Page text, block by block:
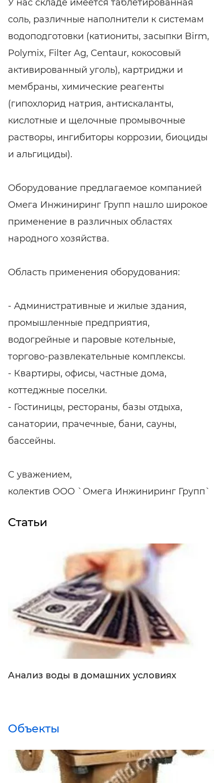
У нас складе имеется таблетированная
соль, различные наполнители к системам
водоподготовки (катиониты, засыпки Birm,
Polymix, Filter Ag, Centaur, кокосовый
активированный уголь), картриджи и
мембраны, химические реагенты
(гипохлорид натрия, антискаланты,
кислотные и щелочные промывочные
растворы, ингибиторы коррозии, биоциды
и альгициды).
Оборудование предлагаемое компанией
Омега Инжиниринг Групп нашло широкое
применение в различных областях
народного хозяйства.
Область применения оборудования:
- Административные и жилые здания,
промышленные предприятия,
водогрейные и паровые котельные,
торгово-развлекательные комплексы.
- Квартиры, офисы, частные дома,
коттеджные поселки.
- Гостиницы, рестораны, базы отдыха,
санатории, прачечные, бани, сауны,
бассейны.
С уважением,
колектив ООО `Омега Инжиниринг Групп`
Статьи
Анализ воды в домашних условиях
Объекты